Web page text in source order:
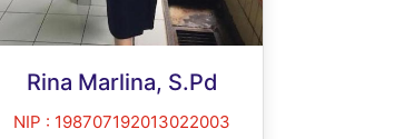
Rina Marlina, S.Pd
NIP : 198707192013022003